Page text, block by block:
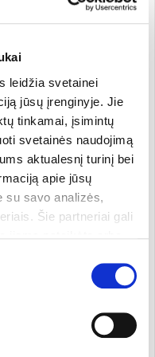
leidžia svetainei
jūsų įrenginyje. Jie
tinkamai, įsimintų
svetainės naudojimą
aktualesnį turinį bei
apie jūsų
su savo analizės,
Šie partneriai gali
sutinkate.
arba atšaukti
funkcijų gali
MÁDARA
odą, sumažina
nešvarumams.